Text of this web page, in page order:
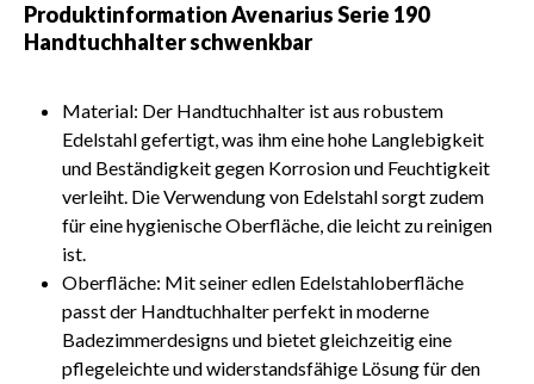
ProduktinformationAvenarius Serie 190
Handtuchhalter schwenkbar
Material: Der Handtuchhalter ist aus robustem
Edelstahl gefertigt, was ihm eine hohe Langlebigkeit
und Beständigkeit gegen Korrosion und Feuchtigkeit
verleiht. Die Verwendung von Edelstahl sorgt zudem
für eine hygienische Oberfläche, die leicht zu reinigen
ist.
Oberfläche: Mit seiner edlen Edelstahloberfläche
passt der Handtuchhalter perfekt in moderne
Badezimmerdesigns und bietet gleichzeitig eine
pflegeleichte und widerstandsfähige Lösung für den